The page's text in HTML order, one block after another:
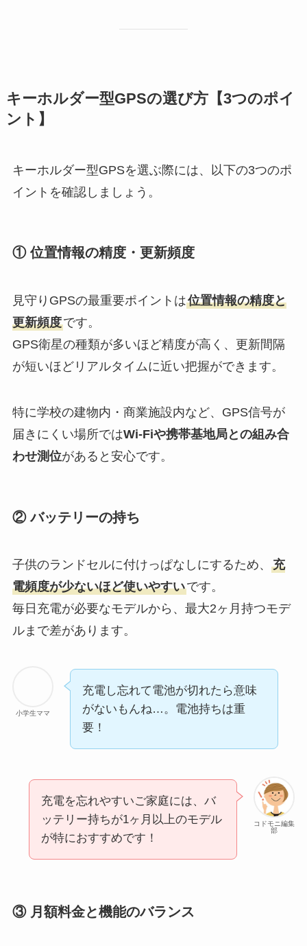
キーホルダー型GPSの選び方【3つのポイ
ント】
キーホルダー型GPSを選ぶ際には、以下の3つのポ
イントを確認しましょう。
① 位置情報の精度・更新頻度
見守りGPSの最重要ポイントは位置情報の精度と
更新頻度です。
GPS衛星の種類が多いほど精度が高く、更新間隔
が短いほどリアルタイムに近い把握ができます。
特に学校の建物内・商業施設内など、GPS信号が
届きにくい場所ではWi-Fiや携帯基地局との組み合
わせ測位があると安心です。
② バッテリーの持ち
子供のランドセルに付けっぱなしにするため、 充
電頻度が少ないほど使いやすいです。
毎日充電が必要なモデルから、最大2ヶ月持つモデ
ルまで差があります。
小学生ママ
充電し忘れて電池が切れたら意味
がないもんね…。電池持ちは重
要！
コドモニ編集
部
充電を忘れやすいご家庭には、バ
ッテリー持ちが1ヶ月以上のモデル
が特におすすめです！
③ 月額料金と機能のバランス